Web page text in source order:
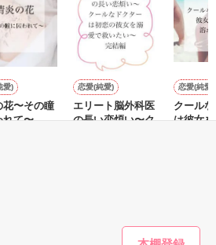
なのか、その目でたしかめて」
なりたくない令嬢と、大好きだから
子の、溺愛どたばた逃亡劇。
。
ューをありがとうございます。
愛)
花〜その瞳
れて〜
恋愛(純愛)
エリート脳外科医
の長い恋煩い〜ク
恋愛(純愛)
クール
は彼女
かんたん検索の条件を変える